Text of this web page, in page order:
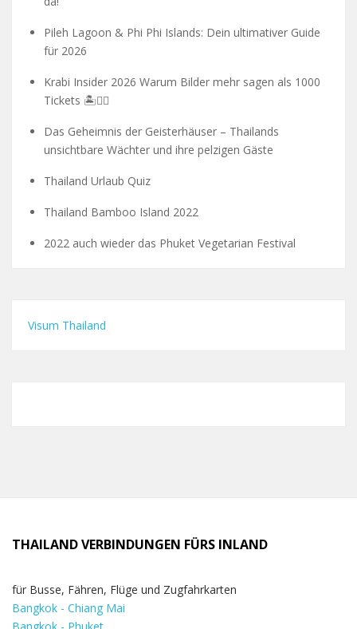
Pileh Lagoon & Phi Phi Islands: Dein ultimativer Guide
für 2026
Krabi Insider 2026 Warum Bilder mehr sagen als 1000
Tickets 🏝️🧗‍♂️
Das Geheimnis der Geisterhäuser – Thailands
unsichtbare Wächter und ihre pelzigen Gäste
Thailand Urlaub Quiz
Thailand Bamboo Island 2022
2022 auch wieder das Phuket Vegetarian Festival
Visum Thailand
THAILAND VERBINDUNGEN FÜRS INLAND
für Busse, Fähren, Flüge und Zugfahrkarten
Bangkok - Chiang Mai
Bangkok - Phuket